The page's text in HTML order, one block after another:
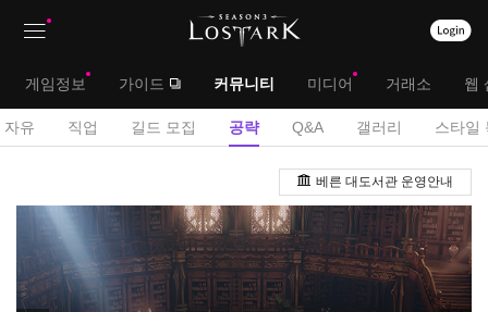
뉴
대
메
게임정보 가이드 커뮤니티 미디어 거래소 웹
서
메
뉴
자유 직업 길드 모집 공략 Q&A 갤러리 스타일
략
판
베른 대도서관 운영안내